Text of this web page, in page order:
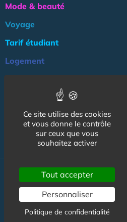
Mode & beauté
Voyage
Tarif étudiant
Logement
Association
NOS AUTRES SITES :
© CapCampus 2026 - Tous droits
Ce site utilise des cookies
et vous donne le contrôle
sur ceux que vous
souhaitez activer
Tout accepter
Personnaliser
Politique de confidentialité